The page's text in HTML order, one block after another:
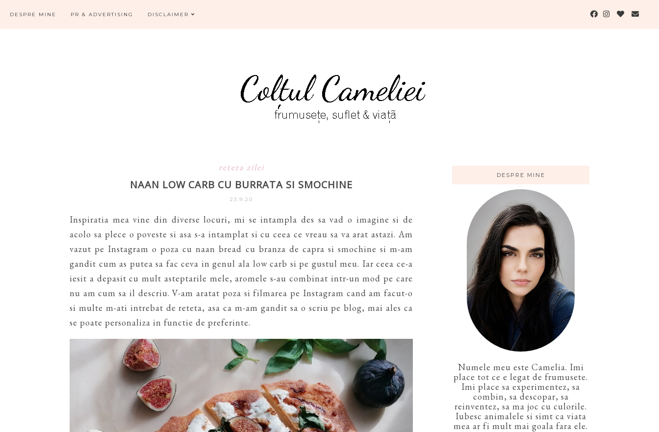
DESPRE MINE PR & ADVERTISING DISCLAIMER
reteta zilei
NAAN LOW CARB CU BURRATA SI SMOCHINE
23.9.20
Inspiratia mea vine din diverse locuri, mi se intampla des sa vad o imagine si de
acolo sa plece o poveste si asa s-a intamplat si cu ceea ce vreau sa va arat astazi. Am
vazut pe Instagram o poza cu naan bread cu branza de capra si smochine si m-am
gandit cum as putea sa fac ceva in genul ala low carb si pe gustul meu. Iar ceea ce-a
iesit a depasit cu mult asteptarile mele, aromele s-au combinat intr-un mod pe care
nu am cum sa il descriu. V-am aratat poza si filmarea pe Instagram cand am facut-o
si multe m-ati intrebat de reteta, asa ca m-am gandit sa o scriu pe blog, mai ales ca
se poate personaliza in functie de preferinte.
DESPRE MINE
Numele meu este Camelia. Imi
place tot ce e legat de frumusete.
Imi place sa experimentez, sa
combin, sa descopar, sa
reinventez, sa ma joc cu culorile.
Iubesc animalele si simt ca viata
mea ar fi mult mai goala fara ele.